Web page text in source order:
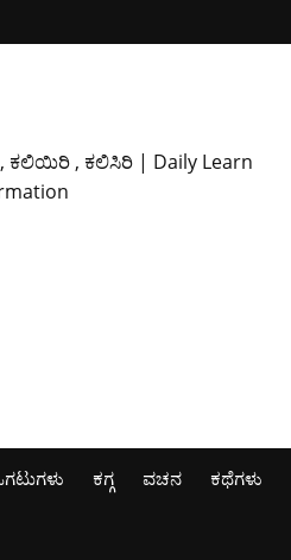
ಕಲಿಯಿರಿ , ಕಲಿಸಿರಿ | Daily Learn
ಕಗ್ಗ ವಚನ ಕಥೆಗಳು